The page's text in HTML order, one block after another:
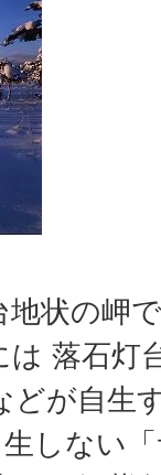
状の岬
は 落石灯
どが自生
しない